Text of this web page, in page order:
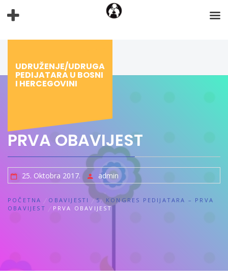
na
UDRUŽENJE/UDRUGA
PEDIJATARA U BOSNI
I HERCEGOVINI
PRVA OBAVIJEST
25. Oktobra 2017. admin
POČETNA OBAVIJESTI
5. KONGRES PEDIJATARA – PRVA
OBAVIJEST
PRVA OBAVIJEST